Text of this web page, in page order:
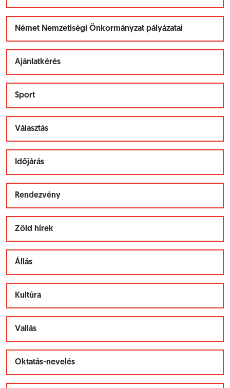
Német Nemzetiségi Önkormányzat pályázatai
Ajánlatkérés
Sport
Választás
Időjárás
Rendezvény
Zöld hírek
Állás
Kultúra
Vallás
Oktatás-nevelés